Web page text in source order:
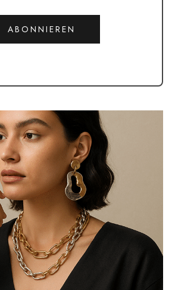
ABONNIEREN